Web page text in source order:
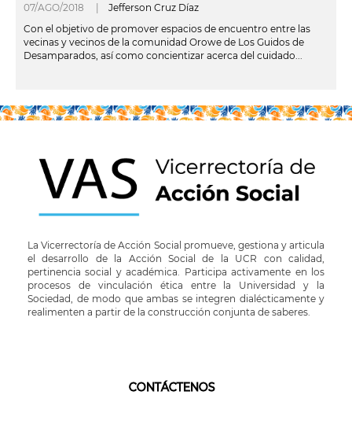
07/AGO/2018 | Jefferson Cruz Díaz
Con el objetivo de promover espacios de encuentro entre las
vecinas y vecinos de la comunidad Orowe de Los Guidos de
Desamparados, así como concientizar acerca del cuidado...
La Vicerrectoría de Acción Social promueve, gestiona y articula
el desarrollo de la Acción Social de la UCR con calidad,
pertinencia social y académica. Participa activamente en los
procesos de vinculación ética entre la Universidad y la
Sociedad, de modo que ambas se integren dialécticamente y
realimenten a partir de la construcción conjunta de saberes.
CONTÁCTENOS